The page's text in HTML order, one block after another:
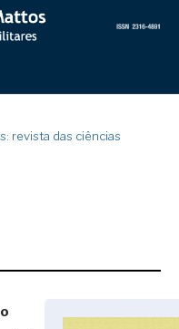
revista das ciências